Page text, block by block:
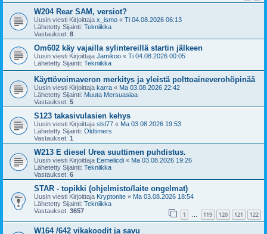
W204 Rear SAM, versiot?
Uusin viesti Kirjoittaja x_ismo « Ti 04.08.2026 06:13
Lähetetty Sijainti: Tekniikka
Vastaukset: 8
Om602 käy vajailla sylintereillä startin jälkeen
Uusin viesti Kirjoittaja Jamikoo « Ti 04.08.2026 00:05
Lähetetty Sijainti: Tekniikka
Käyttövoimaveron merkitys ja yleistä polttoaineverohöpinää
Uusin viesti Kirjoittaja karra « Ma 03.08.2026 22:42
Lähetetty Sijainti: Muuta Mersuasiaa
Vastaukset: 5
S123 takasivulasien kehys
Uusin viesti Kirjoittaja slsl77 « Ma 03.08.2026 19:53
Lähetetty Sijainti: Oldtimers
Vastaukset: 1
W213 E diesel Urea suuttimen puhdistus.
Uusin viesti Kirjoittaja Eemelicdi « Ma 03.08.2026 19:26
Lähetetty Sijainti: Tekniikka
Vastaukset: 6
STAR - topikki (ohjelmisto/laite ongelmat)
Uusin viesti Kirjoittaja Kryptonite « Ma 03.08.2026 18:54
Lähetetty Sijainti: Tekniikka
Vastaukset: 3657 1 … 119 120 121 122
W164 /642 vikakoodit ja savu